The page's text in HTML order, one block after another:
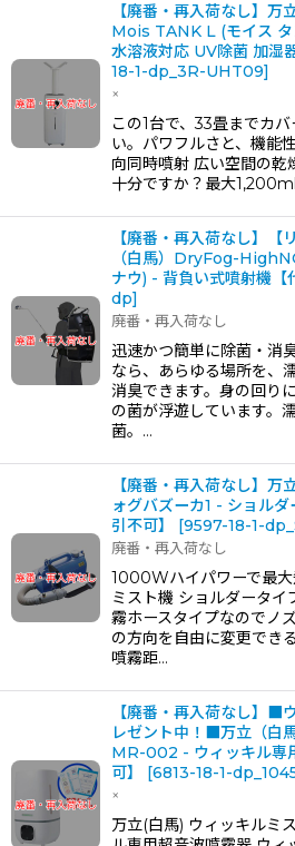
【廃番・再入荷なし】万
Mois TANK L (モイス タ
水溶液対応 UV除菌 加湿
18-1-dp_3R-UHT09]
×
この1台で、33畳までカ
い。パワフルさと、機能
向同時噴射 広い空間の乾
十分ですか？最大
【廃番・再入荷なし】【
（白馬）DryFog-
ナウ) - 背負い式噴射機【
dp]
廃番・再入荷なし
迅速かつ簡単に除菌・
なら、あらゆる場所を、
消臭できます。身の回り
の菌が浮遊しています。
菌。…
【廃番・再入荷なし】万
ォグバズーカ1 - ショル
引不可】
[9597-18-1-
廃番・再入荷なし
1000Wハイパワーで最
ミスト機 ショルダータイ
霧ホースタイプなのでノ
の方向を自由に変更でき
噴霧距…
【廃番・再入荷なし】■
レゼント中！■万立（白
MR-002 - ウィッキル専
可】
[6813-18-1-
×
万立(白馬) ウィッキルミ